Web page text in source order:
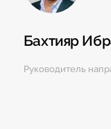
Бахтияр
Руководитель